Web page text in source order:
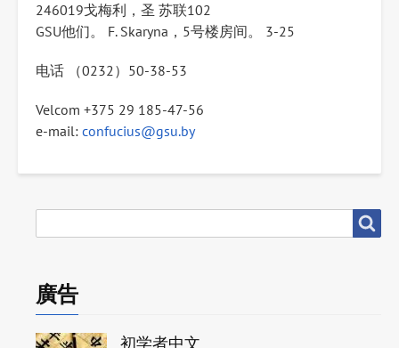
246019戈梅利，圣 苏联102
GSU他们。 F. Skaryna，5号楼房间。 3-25
电话 （0232）50-38-53
Velcom +375 29 185-47-56
e-mail: confucius@gsu.by
尋
廣告
初学者中文